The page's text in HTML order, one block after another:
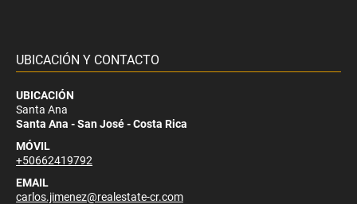
UBICACIÓN Y CONTACTO
UBICACIÓN
Santa Ana
Santa Ana - San José - Costa Rica
MÓVIL
+50662419792
EMAIL
carlos.jimenez@realestate-cr.com